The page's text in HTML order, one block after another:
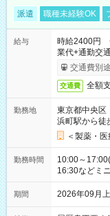
派遣 職種未経験OK
給与
時給2400円
業代+通勤交
交通費別
交通費 全額
勤務地
東京都中央区
浜町駅から徒
＜製薬・
勤務時間
10:00～
16:30などミ
期間 2026年09月